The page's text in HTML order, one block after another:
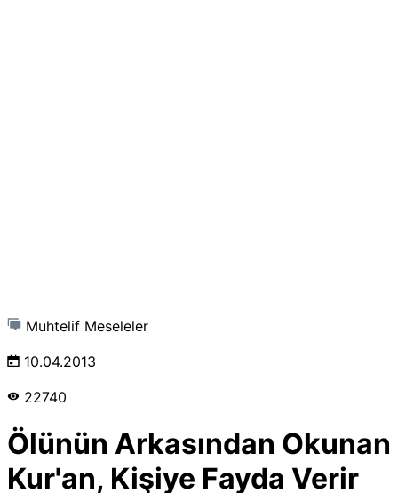
Muhtelif Meseleler
10.04.2013
22740
Ölünün Arkasından Okunan
Kur'an, Kişiye Fayda Verir